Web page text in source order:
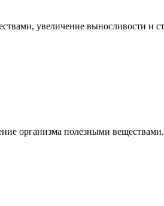
увеличение выносливости и
организма полезными веществами.